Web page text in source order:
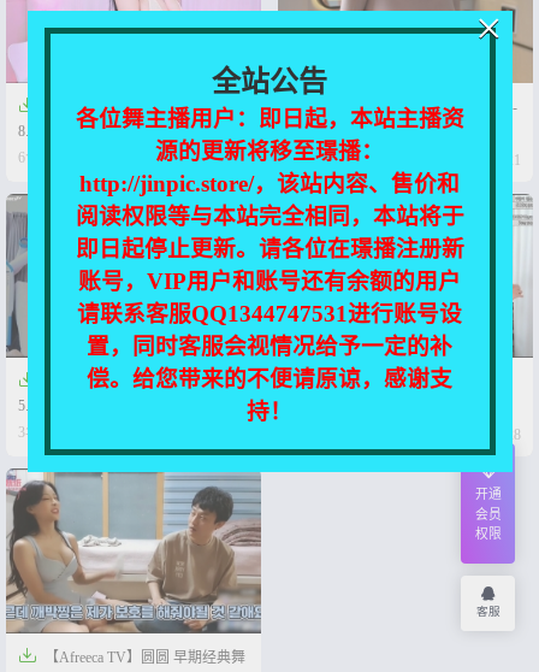
会员登陆

【Afreeca TV】圆圆【41V-
8.7G】
6个月前
 0  11

【PANS】雨柔-七七-白白-圆圆-
禾禾经典收藏901-897私房视图合集
【995P+5V-6.95G】
7个月前 21

【Afreeca TV】圆圆【30V-
5.5G】
3年前
 【Afreeca TV】圆圆的【42V-
28
 【Afreeca TV】圆圆 早期经典舞
全站公告
各位舞主播用户：即日起，本站主播资
源的更新将移至璟播：
http://jinpic.store/，该站内容、售价和
阅读权限等与本站完全相同，本站将于
即日起停止更新。请各位在璟播注册新
账号，VIP用户和账号还有余额的用户
请联系客服QQ1344747531进行账号设
置，同时客服会视情况给予一定的补
偿。给您带来的不便请原谅，感谢支
持！
×
开通
会员
权限
客服